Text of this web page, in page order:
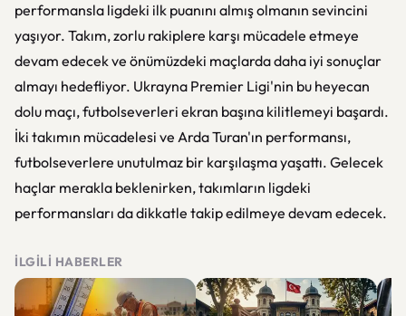
performansla ligdeki ilk puanını almış olmanın sevincini
yaşıyor. Takım, zorlu rakiplere karşı mücadele etmeye
devam edecek ve önümüzdeki maçlarda daha iyi sonuçlar
almayı hedefliyor. Ukrayna Premier Ligi'nin bu heyecan
dolu maçı, futbolseverleri ekran başına kilitlemeyi başardı.
İki takımın mücadelesi ve Arda Turan'ın performansı,
futbolseverlere unutulmaz bir karşılaşma yaşattı. Gelecek
haçlar merakla beklenirken, takımların ligdeki
performansları da dikkatle takip edilmeye devam edecek.
İLGILI HABERLER